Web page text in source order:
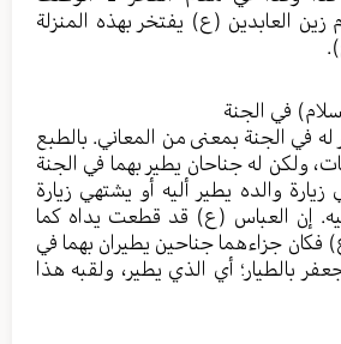
زين العابدين (ع) يفتخر بهذه المنزلة
في الجنة
في الجنة بمعنى من المعاني. بالطبع
ولكن له جناحان يطير بهما في الجنة
والده يطير أليه أو يشتهي زيارة
إن العباس (ع) قد قطعت يداه كما
جزاءهما جناحين يطيران بهما في
بالطيار؛ أي الذي يطير، ولقبه هذا